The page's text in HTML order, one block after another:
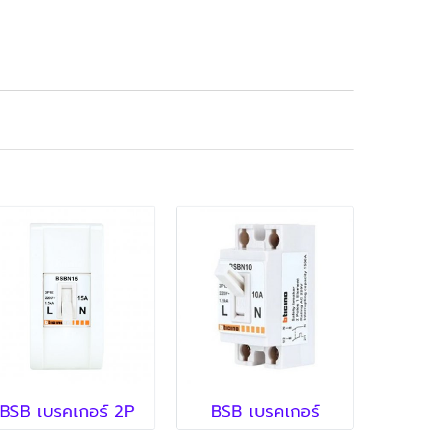
BSB เบรคเกอร์ 2P BSB เบรคเกอร์